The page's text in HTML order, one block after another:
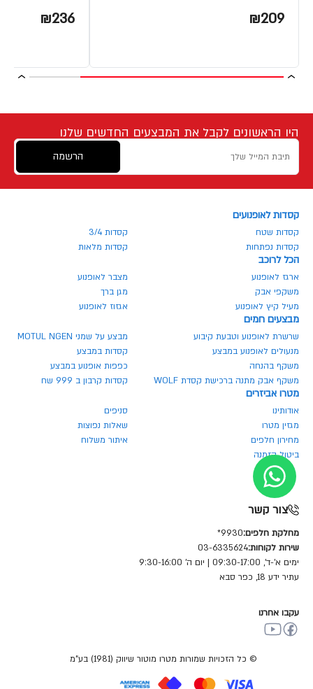
₪209
₪236
היו הראשונים לקבל את המבצעים החדשים שלנו
הרשמה
קסדות לאופנועים
קסדות שטח
קסדות 3/4
קסדות נפתחות
קסדות מלאות
הכל לרוכב
ארגז לאופנוע
מצבר לאופנוע
משקפי אבק
מגן ברך
מעיל קיץ לאופנוע
אגזוז לאופנוע
מבצעים חמים
שרשרת לאופנוע וטבעת קיבוע
מבצע על שמני MOTUL NGEN
מנעולים לאופנוע במבצע
קסדות במבצע
משקף בהנחה
כפפות אופנוע במבצע
משקף אבק מתנה ברכישת קסדת WOLF
קסדות קרבון ב 999 שח
מטרו אביזרים
אודותינו
סניפים
מגזין מטרו
שאלות נפוצות
מחירון חלפים
איתור משלוח
ביטול הזמנה
צור קשר
מחלקת חלפים:9930*
שירות לקוחות:03-6335624
ימים א'-ד', 09:30-17:00 | יום ה' 9:30-16:00
עתיר ידע 18, כפר סבא
עקבו אחרנו
© כל הזכויות שמורות מטרו מוטור שיווק (1981) בע"מ